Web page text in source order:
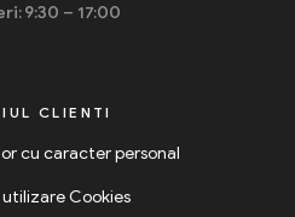
9:30 – 17:00
CLIENTI
cu caracter personal
Cookies